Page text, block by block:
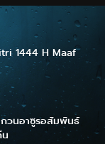
1444 H Maaf
วนอาซูรอสัมพันธ์